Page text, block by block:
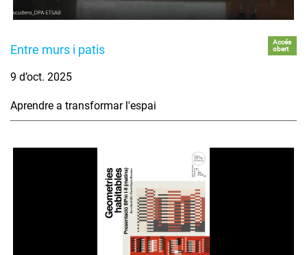
Entre murs i patis
Accés
obert
9 d’oct. 2025
Aprendre a transformar l'espai